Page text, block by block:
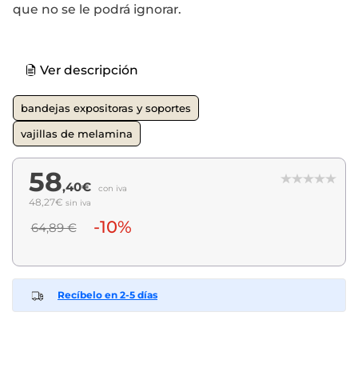
que no se le podrá ignorar.
Ver descripción
bandejas expositoras y soportes
vajillas de melamina
58,40€ con iva
48,27€ sin iva
64,89 € -10%
Recíbelo en 2-5 días